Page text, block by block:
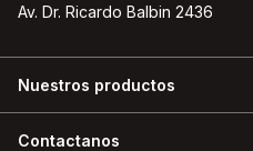
Av. Dr. Ricardo Balbin 2436
Nuestros productos
Contactanos